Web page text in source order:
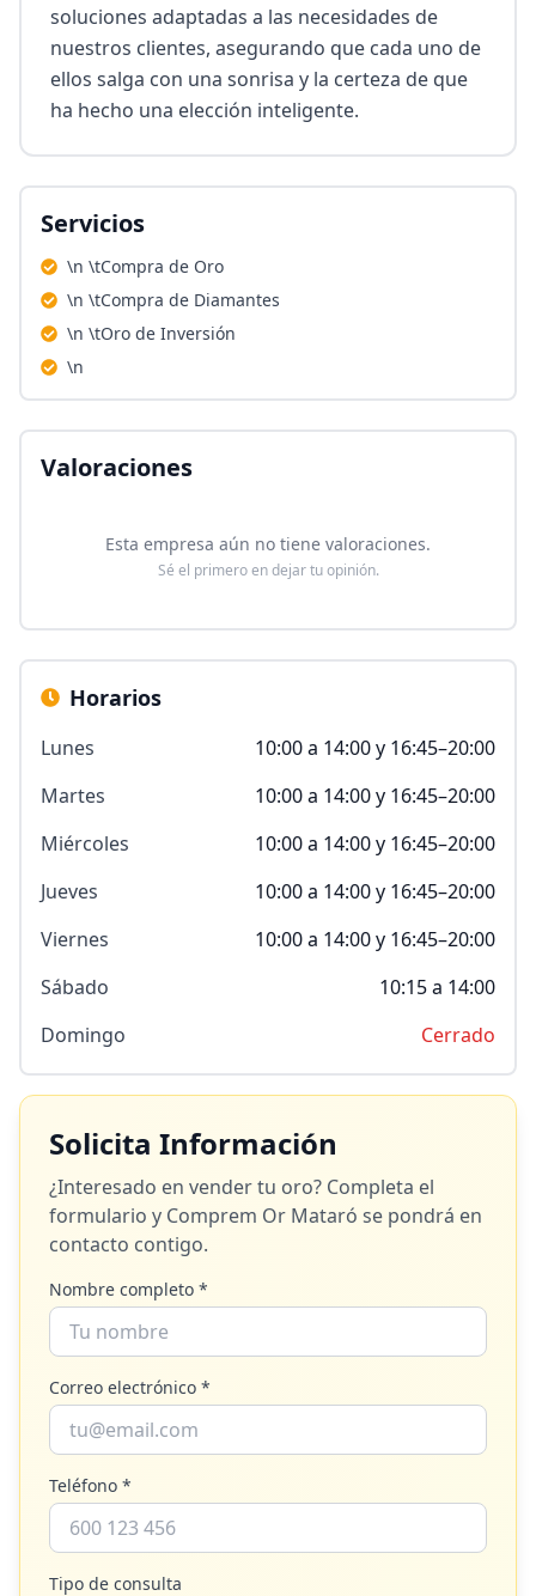
soluciones adaptadas a las necesidades de
nuestros clientes, asegurando que cada uno de
ellos salga con una sonrisa y la certeza de que
ha hecho una elección inteligente.
Servicios
\n \tCompra de Oro
\n \tCompra de Diamantes
\n \tOro de Inversión
\n
Valoraciones
Esta empresa aún no tiene valoraciones.
Sé el primero en dejar tu opinión.
Horarios
Lunes
10:00 a 14:00 y 16:45–20:00
Martes
10:00 a 14:00 y 16:45–20:00
Miércoles
10:00 a 14:00 y 16:45–20:00
Jueves
10:00 a 14:00 y 16:45–20:00
Viernes
10:00 a 14:00 y 16:45–20:00
Sábado
10:15 a 14:00
Domingo
Cerrado
Solicita Información
¿Interesado en vender tu oro? Completa el
formulario y Comprem Or Mataró se pondrá en
contacto contigo.
Nombre completo *
Correo electrónico *
Teléfono *
Tipo de consulta